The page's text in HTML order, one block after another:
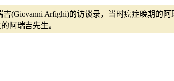
(Giovanni Arfighi)的访谈录，当时癌症晚期的
阿瑞吉先生。